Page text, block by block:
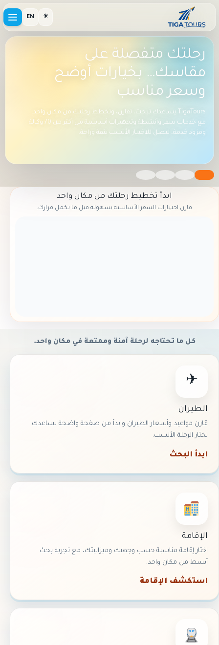
☀
EN
السعودية بين يديك.. قارن،
احجز، وسافر بضغطة زر
لا تضيع وقتك في البحث بين المواقع؛ نوفر لك كل مواعيد وأسعار
ابدأ تخطيط رحلتك من مكان واحد
قارن اختيارات السفر الأساسية بسهولة قبل ما تكمل قرارك.
كل ما تحتاجه لرحلة آمنة وممتعة في مكان واحد.
✈
الطيران
قارن مواعيد وأسعار الطيران وابدأ من صفحة واضحة تساعدك
تختار الرحلة الأنسب.
ابدأ البحث
الإقامة
اختار إقامة مناسبة حسب وجهتك وميزانيتك، مع تجربة بحث
أبسط من مكان واحد.
استكشف الإقامة